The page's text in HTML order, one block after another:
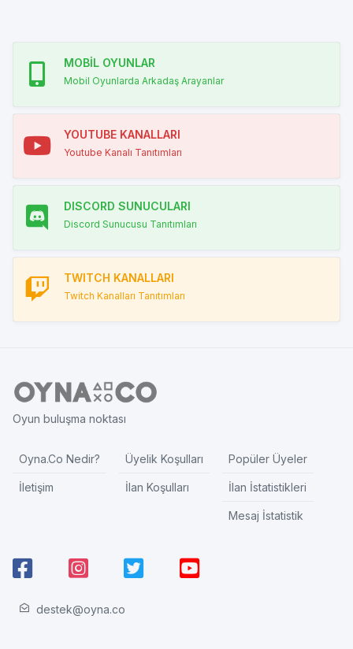
MOBİL OYUNLAR
Mobil Oyunlarda Arkadaş Arayanlar
YOUTUBE KANALLARI
Youtube Kanalı Tanıtımları
DISCORD SUNUCULARI
Discord Sunucusu Tanıtımları
TWITCH KANALLARI
Twitch Kanalları Tanıtımları
Oyun buluşma noktası
Oyna.Co Nedir?
İletişim
Üyelik Koşulları
İlan Koşulları
Popüler Üyeler
İlan İstatistikleri
Mesaj İstatistik
destek@oyna.co